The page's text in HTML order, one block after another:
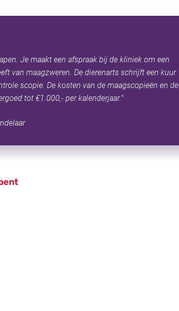
Je maakt een afspraak bij de kliniek om een
van maagzweren. De dierenarts schrijft een kuur
scopie. De kosten van de maagscopieën en de
tot €1.000,- per kalenderjaar."